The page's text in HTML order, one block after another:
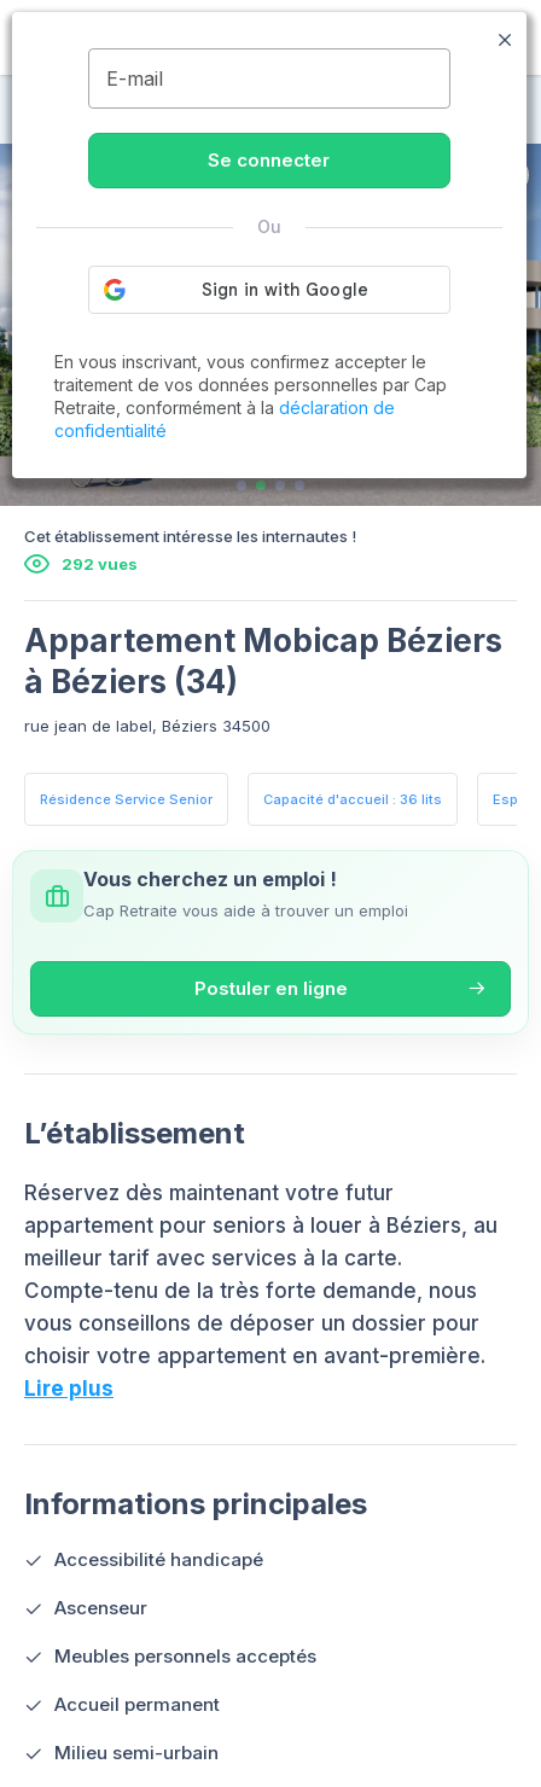
MENU
Maisons de retraite à Béziers
Cet établissement intéresse les internautes !
292 vues
Appartement Mobicap Béziers
à Béziers (34)
rue jean de label, Béziers 34500
Résidence Service Senior Capacité d'accueil : 36 lits
Vous cherchez un emploi !
Cap Retraite vous aide à trouver un emploi
Postuler en ligne
L’établissement
Réservez dès maintenant votre futur
appartement pour seniors à louer à Béziers, au
meilleur tarif avec services à la carte.
Compte-tenu de la très forte demande, nous
vous conseillons de déposer un dossier pour
choisir votre appartement en avant-première.
Lire plus
Informations principales
Accessibilité handicapé
Ascenseur
Meubles personnels acceptés
Accueil permanent
Milieu semi-urbain
E-mail
Se connecter
Ou
En vous inscrivant, vous confirmez accepter le
traitement de vos données personnelles par Cap
Retraite, conformément à la déclaration de
confidentialité